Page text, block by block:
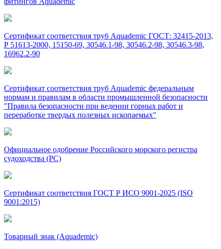
Сертификат соответствия труб Aquademic ГОСТ: 32415-2013,
Р 51613-2000, 15150-69, 30546.1-98, 30546.2-98, 30546.3-98,
16962.2-90
Сертификат соответствия труб Aquademic федеральным
нормам и правилам в области промышленной безопасности
"Правила безопасности при ведении горных работ и
переработке твердых полезных ископаемых"
Официальное одобрение Российского морского регистра
судоходства (РС)
Сертификат соответствия ГОСТ Р ИСО 9001-2025 (ISO
9001:2015)
Товарный знак (Aquademic)